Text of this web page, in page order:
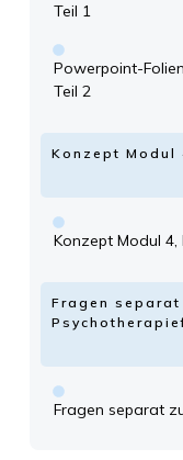
Teil 1
Powerpoint-
Teil 2
Konzept Modul
Konzept Modul
Fragen separat
Fragen separat